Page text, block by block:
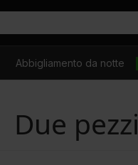
Abbigliamento da notte
Due pezzi